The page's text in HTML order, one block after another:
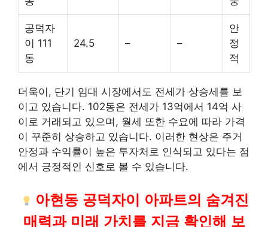
공덕자
이 111
동
24.5 – –
안
정
적
더욱이, 단기 임대 시장에서도 전세가 상승세를 보
이고 있습니다. 102동은 전세가 13억에서 14억 사
이로 거래되고 있으며, 월세 또한 수요에 따라 가격
이 꾸준히 상승하고 있습니다. 이러한 현상은 주거
안정과 수익률이 높은 투자처로 인식되고 있다는 점
에서 긍정적인 신호로 볼 수 있습니다.
아현동 공덕자이 아파트의 숨겨진
매력과 미래 가치를 지금 확인해 보